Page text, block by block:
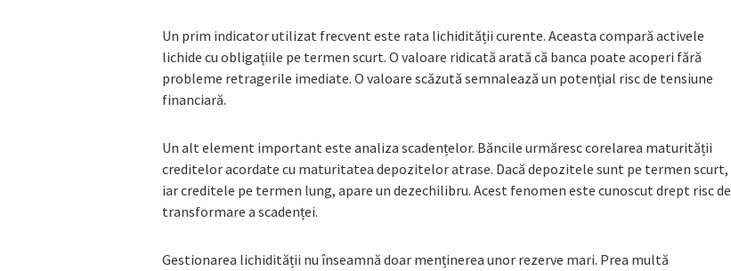
Un prim indicator utilizat frecvent este rata lichidității curente. Aceasta compară activele
lichide cu obligațiile pe termen scurt. O valoare ridicată arată că banca poate acoperi fără
probleme retragerile imediate. O valoare scăzută semnalează un potențial risc de tensiune
financiară.
Un alt element important este analiza scadențelor. Băncile urmăresc corelarea maturității
creditelor acordate cu maturitatea depozitelor atrase. Dacă depozitele sunt pe termen scurt,
iar creditele pe termen lung, apare un dezechilibru. Acest fenomen este cunoscut drept risc de
transformare a scadenței.
Gestionarea lichidității nu înseamnă doar menținerea unor rezerve mari. Prea multă